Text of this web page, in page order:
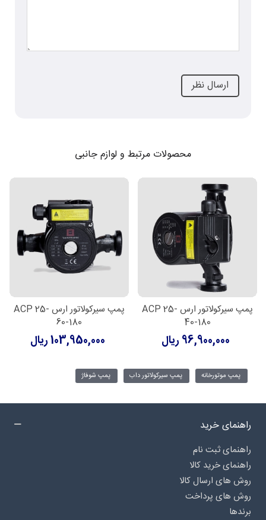
محصولات مرتبط و لوازم جانبی
پمپ سیرکولاتور ارس ACP 25-
40-180
96,900,000 ریال
پمپ سیرکولاتور ارس ACP 25-
60-180
103,950,000 ریال
پمپ موتورخانه پمپ سیرکولاتور داب پمپ شوفاژ
راهنمای خرید
راهنمای ثبت نام
راهنمای خرید کالا
روش های ارسال کالا
روش های پرداخت
برندها